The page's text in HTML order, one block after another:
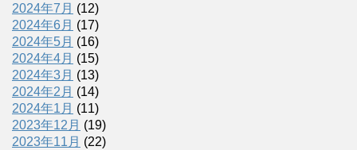
2024年7月 (12)
2024年6月 (17)
2024年5月 (16)
2024年4月 (15)
2024年3月 (13)
2024年2月 (14)
2024年1月 (11)
2023年12月 (19)
2023年11月 (22)